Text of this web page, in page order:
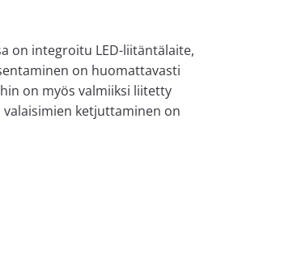
on integroitu LED-liitäntälaite,
on huomattavasti
on myös valmiiksi liitetty
ketjuttaminen on